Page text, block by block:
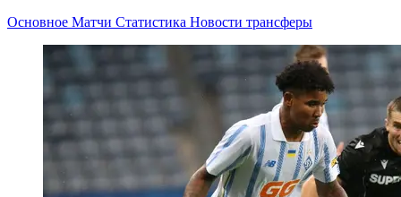
Основное Матчи Статистика Новости трансферы